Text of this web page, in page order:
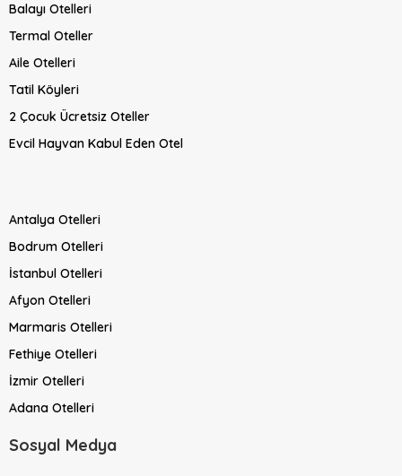
Balayı Otelleri
Termal Oteller
Aile Otelleri
Tatil Köyleri
2 Çocuk Ücretsiz Oteller
Evcil Hayvan Kabul Eden Otel
Antalya Otelleri
Bodrum Otelleri
İstanbul Otelleri
Afyon Otelleri
Marmaris Otelleri
Fethiye Otelleri
İzmir Otelleri
Adana Otelleri
Sosyal Medya